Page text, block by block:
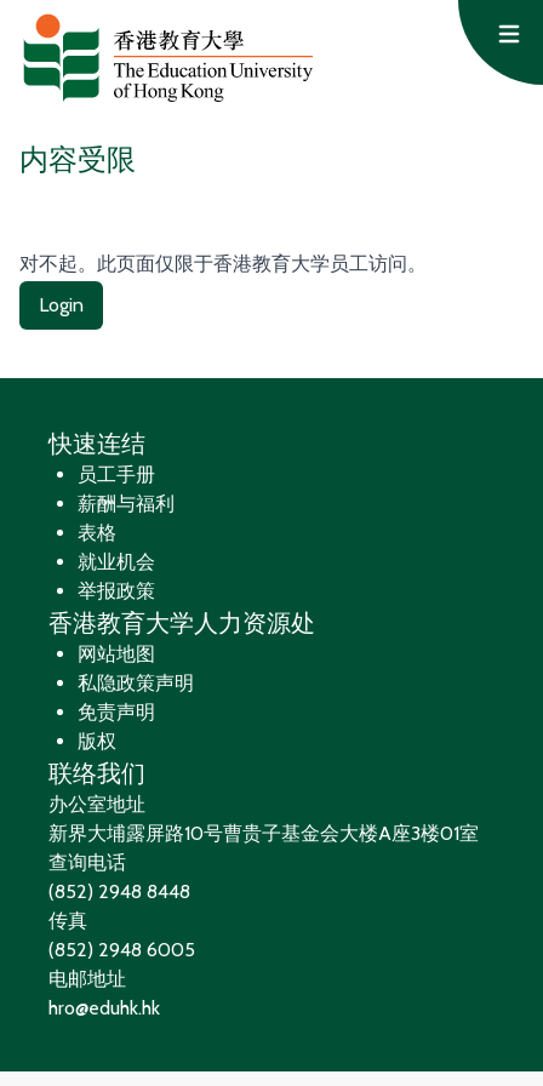
跳至内容
内容受限
对不起。此页面仅限于香港教育大学员工访问。
Login
快速连结
员工手册
薪酬与福利
表格
就业机会
举报政策
香港教育大学人力资源处
网站地图
私隐政策声明
免责声明
版权
联络我们
办公室地址
新界大埔露屏路10号曹贵子基金会大楼A座3楼01室
查询电话
(852) 2948 8448
传真
(852) 2948 6005
电邮地址
hro@eduhk.hk